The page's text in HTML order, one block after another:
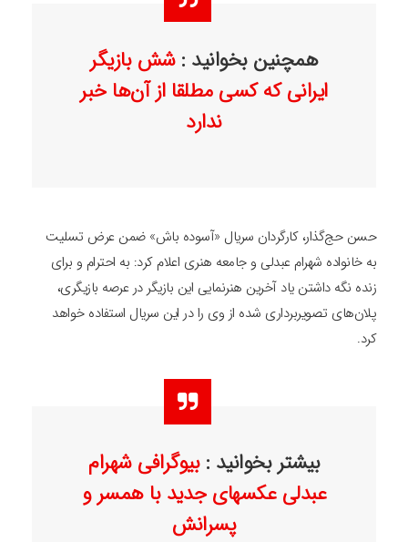
همچنین بخوانید :شش بازیگر
ایرانی که کسی مطلقا از آن‌ها خبر
ندارد
حسن حج‌گذار، کارگردان سریال «آسوده باش» ضمن عرض تسلیت
به خانواده شهرام عبدلی و جامعه هنری اعلام کرد: به احترام و برای
زنده نگه داشتن یاد آخرین هنرنمایی این بازیگر در عرصه بازیگری،
پلان‌های تصویربرداری شده از وی را در این سریال استفاده خواهد
کرد.
بیشتر بخوانید : بیوگرافی شهرام
عبدلی عکسهای جدید با همسر و
پسرانش